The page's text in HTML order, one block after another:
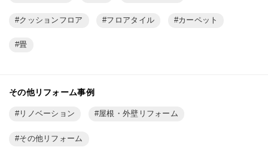
クッションフロア フロアタイル カーペット
畳
その他リフォーム事例
リノベーション 屋根・外壁リフォーム
その他リフォーム